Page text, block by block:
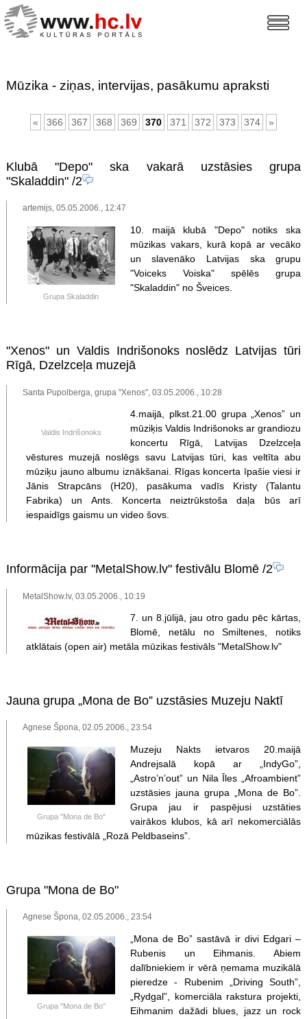
Mūzika - ziņas, intervijas, pasākumu apraksti
« 366 367 368 369 370 371 372 373 374 »
Klubā "Depo" ska vakarā uzstāsies grupa
"Skaladdin"/2
artemijs, 05.05.2006., 12:47
Grupa Skaladdin
10. maijā klubā "Depo" notiks ska
mūzikas vakars, kurā kopā ar vecāko
un slavenāko Latvijas ska grupu
"Voiceks Voiska" spēlēs grupa
"Skaladdin" no Šveices.
"Xenos" un Valdis Indrišonoks noslēdz Latvijas tūri
Rīgā, Dzelzceļa muzejā
Santa Pupolberga, grupa "Xenos", 03.05.2006., 10:28
Valdis Indrišonoks
4.maijā, plkst.21.00 grupa „Xenos” un
mūziķis Valdis Indrišonoks ar grandiozu
koncertu Rīgā, Latvijas Dzelzceļa
vēstures muzejā noslēgs savu Latvijas tūri, kas veltīta abu
mūziķu jauno albumu iznākšanai. Rīgas koncerta īpašie viesi ir
Jānis Strapcāns (H20), pasākuma vadīs Kristy (Talantu
Fabrika) un Ants. Koncerta neiztrūkstoša daļa būs arī
iespaidīgs gaismu un video šovs.
Informācija par "MetalShow.lv" festivālu Blomē/2
MetalShow.lv, 03.05.2006., 10:19
7. un 8.jūlijā, jau otro gadu pēc kārtas,
Blomē, netālu no Smiltenes, notiks
atklātais (open air) metāla mūzikas festivāls "MetalShow.lv"
Jauna grupa „Mona de Bo” uzstāsies Muzeju Naktī
Agnese Špona, 02.05.2006., 23:54
Grupa "Mona de Bo"
Muzeju Nakts ietvaros 20.maijā
Andrejsalā kopā ar „IndyGo”,
„Astro’n’out” un Nila Īles „Afroambient”
uzstāsies jauna grupa „Mona de Bo”.
Grupa jau ir paspējusi uzstāties
vairākos klubos, kā arī nekomerciālās
mūzikas festivālā „Rozā Peldbaseins”.
Grupa "Mona de Bo"
Agnese Špona, 02.05.2006., 23:54
Grupa "Mona de Bo"
„Mona de Bo” sastāvā ir divi Edgari –
Rubenis un Eihmanis. Abiem
dalībniekiem ir vērā ņemama muzikālā
pieredze - Rubenim „Driving South”,
„Rydgal”, komerciāla rakstura projekti,
Eihmanim dažādi blues, jazz un rock